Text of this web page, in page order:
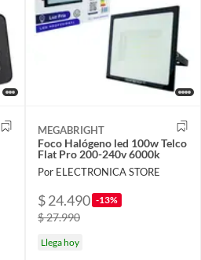
MEGABRIGHT
Foco Halógeno led 100w Telco
Flat Pro 200-240v 6000k
Por ELECTRONICA STORE
$ 24.490 -13%
$ 27.990
Llega hoy